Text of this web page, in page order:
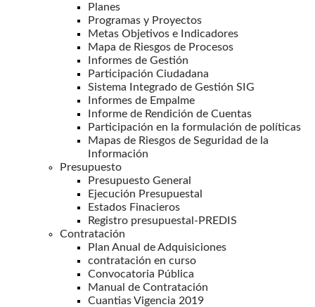
Planes
Programas y Proyectos
Metas Objetivos e Indicadores
Mapa de Riesgos de Procesos
Informes de Gestión
Participación Ciudadana
Sistema Integrado de Gestión SIG
Informes de Empalme
Informe de Rendición de Cuentas
Participación en la formulación de políticas
Mapas de Riesgos de Seguridad de la
Información
Presupuesto
Presupuesto General
Ejecución Presupuestal
Estados Finacieros
Registro presupuestal-PREDIS
Contratación
Plan Anual de Adquisiciones
contratación en curso
Convocatoria Pública
Manual de Contratación
Cuantias Vigencia 2019